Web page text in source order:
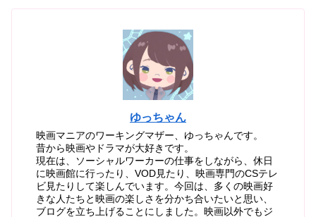
ゆっちゃん
映画マニアのワーキングマザー、ゆっちゃんです。
昔から映画やドラマが大好きです。
現在は、ソーシャルワーカーの仕事をしながら、休日
に映画館に行ったり、VOD見たり、映画専門のCSテレ
ビ見たりして楽しんでいます。今回は、多くの映画好
きな人たちと映画の楽しさを分かち合いたいと思い、
ブログを立ち上げることにしました。映画以外でもジ